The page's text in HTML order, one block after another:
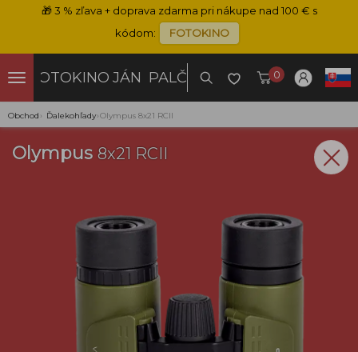
🎁3 % zľava + doprava zdarma pri nákupe nad 100 € s
kódom:
FOTOKINO
FOTOKINO JÁN PALČO 0
Obchod › Ďalekohľady›Olympus 8x21 RCII
Olympus 8x21 RCII